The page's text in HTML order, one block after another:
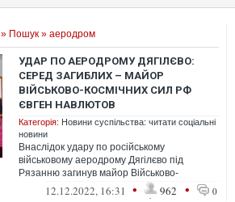
» Пошук » аеродром
УДАР ПО АЕРОДРОМУ ДЯГІЛЄВО:
СЕРЕД ЗАГИБЛИХ – МАЙОР
ВІЙСЬКОВО-КОСМІЧНИХ СИЛ РФ
ЄВГЕН НАВЛЮТОВ
Категорія: Новини суспільства: читати соціальні
новини
Внаслідок удару по російському
військовому аеродрому Дягілєво під
Рязанню загинув майор Військово-
космічних сил РФ Євген Навлютов.
12.12.2022, 16:31 • 962 • 0